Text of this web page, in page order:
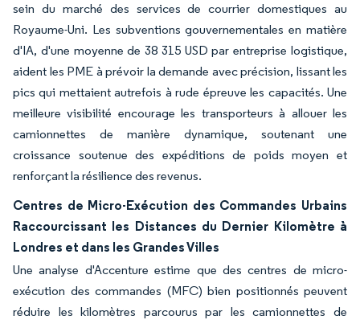
sein du marché des services de courrier domestiques au
Royaume-Uni. Les subventions gouvernementales en matière
d'IA, d'une moyenne de 38 315 USD par entreprise logistique,
aident les PME à prévoir la demande avec précision, lissant les
pics qui mettaient autrefois à rude épreuve les capacités. Une
meilleure visibilité encourage les transporteurs à allouer les
camionnettes de manière dynamique, soutenant une
croissance soutenue des expéditions de poids moyen et
renforçant la résilience des revenus.
Centres de Micro-Exécution des Commandes Urbains
Raccourcissant les Distances du Dernier Kilomètre à
Londres et dans les Grandes Villes
Une analyse d'Accenture estime que des centres de micro-
exécution des commandes (MFC) bien positionnés peuvent
réduire les kilomètres parcourus par les camionnettes de